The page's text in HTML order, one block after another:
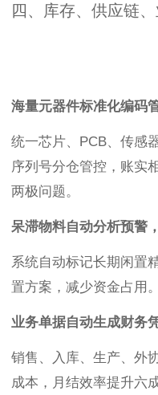
四、库存、供应链
海量元器件标准化编码
统一芯片、PCB、传感
序列号分仓管控，账实
两极问题。
呆滞物料自动分析预警
系统自动标记长期闲置
置方案，减少资金占用。
业务单据自动生成财务
销售、入库、生产、外
成本，月结效率提升六